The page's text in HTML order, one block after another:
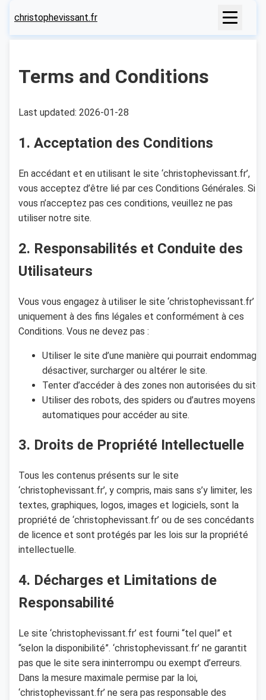
christophevissant.fr
Terms and Conditions
Last updated: 2026-01-28
1. Acceptation des Conditions
En accédant et en utilisant le site ‘christophevissant.fr’,
vous acceptez d’être lié par ces Conditions Générales. Si
vous n’acceptez pas ces conditions, veuillez ne pas
utiliser notre site.
2. Responsabilités et Conduite des
Utilisateurs
Vous vous engagez à utiliser le site ‘christophevissant.fr’
uniquement à des fins légales et conformément à ces
Conditions. Vous ne devez pas :
Utiliser le site d’une manière qui pourrait endommager,
désactiver, surcharger ou altérer le site.
Tenter d’accéder à des zones non autorisées du site.
Utiliser des robots, des spiders ou d’autres moyens
automatiques pour accéder au site.
3. Droits de Propriété Intellectuelle
Tous les contenus présents sur le site
‘christophevissant.fr’, y compris, mais sans s’y limiter, les
textes, graphiques, logos, images et logiciels, sont la
propriété de ‘christophevissant.fr’ ou de ses concédants
de licence et sont protégés par les lois sur la propriété
intellectuelle.
4. Décharges et Limitations de
Responsabilité
Le site ‘christophevissant.fr’ est fourni “tel quel” et
“selon la disponibilité”. ‘christophevissant.fr’ ne garantit
pas que le site sera ininterrompu ou exempt d’erreurs.
Dans la mesure maximale permise par la loi,
‘christophevissant.fr’ ne sera pas responsable des